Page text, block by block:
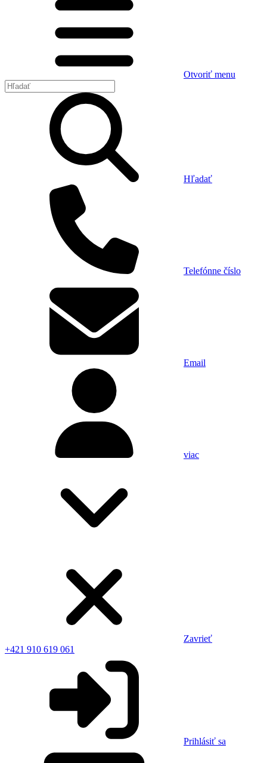
Otvoriť menu
Hľadať
Telefónne číslo
Email
viac
Zavrieť
+421 910 619 061
Prihlásiť sa